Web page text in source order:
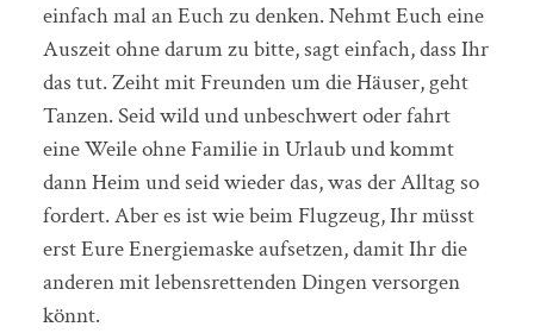
einfach mal an Euch zu denken. Nehmt Euch eine
Auszeit ohne darum zu bitte, sagt einfach, dass Ihr
das tut. Zeiht mit Freunden um die Häuser, geht
Tanzen. Seid wild und unbeschwert oder fahrt
eine Weile ohne Familie in Urlaub und kommt
dann Heim und seid wieder das, was der Alltag so
fordert. Aber es ist wie beim Flugzeug, Ihr müsst
erst Eure Energiemaske aufsetzen, damit Ihr die
anderen mit lebensrettenden Dingen versorgen
könnt.